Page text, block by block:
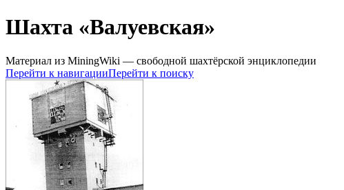
Шахта «Валуевская»
Материал из MiningWiki — свободной шахтёрской энциклопедии
Перейти к навигацииПерейти к поиску